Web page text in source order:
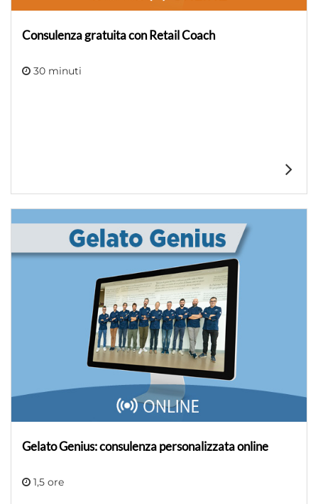
Consulenza gratuita con Retail Coach
30 minuti
Gelato Genius: consulenza personalizzata online
1,5 ore